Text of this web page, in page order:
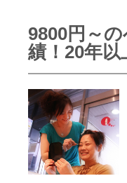
9800円～
績！20年以